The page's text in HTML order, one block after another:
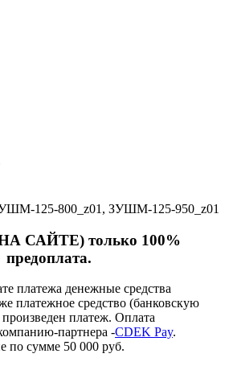
125-800_z01, ЗУШМ-125-950_z01
САЙТЕ) только 100%
предоплата.
платежа денежные средства
платежное средство (банковскую
платеж. Оплата
партнера -CDEK Pay.
по сумме 50 000 руб.